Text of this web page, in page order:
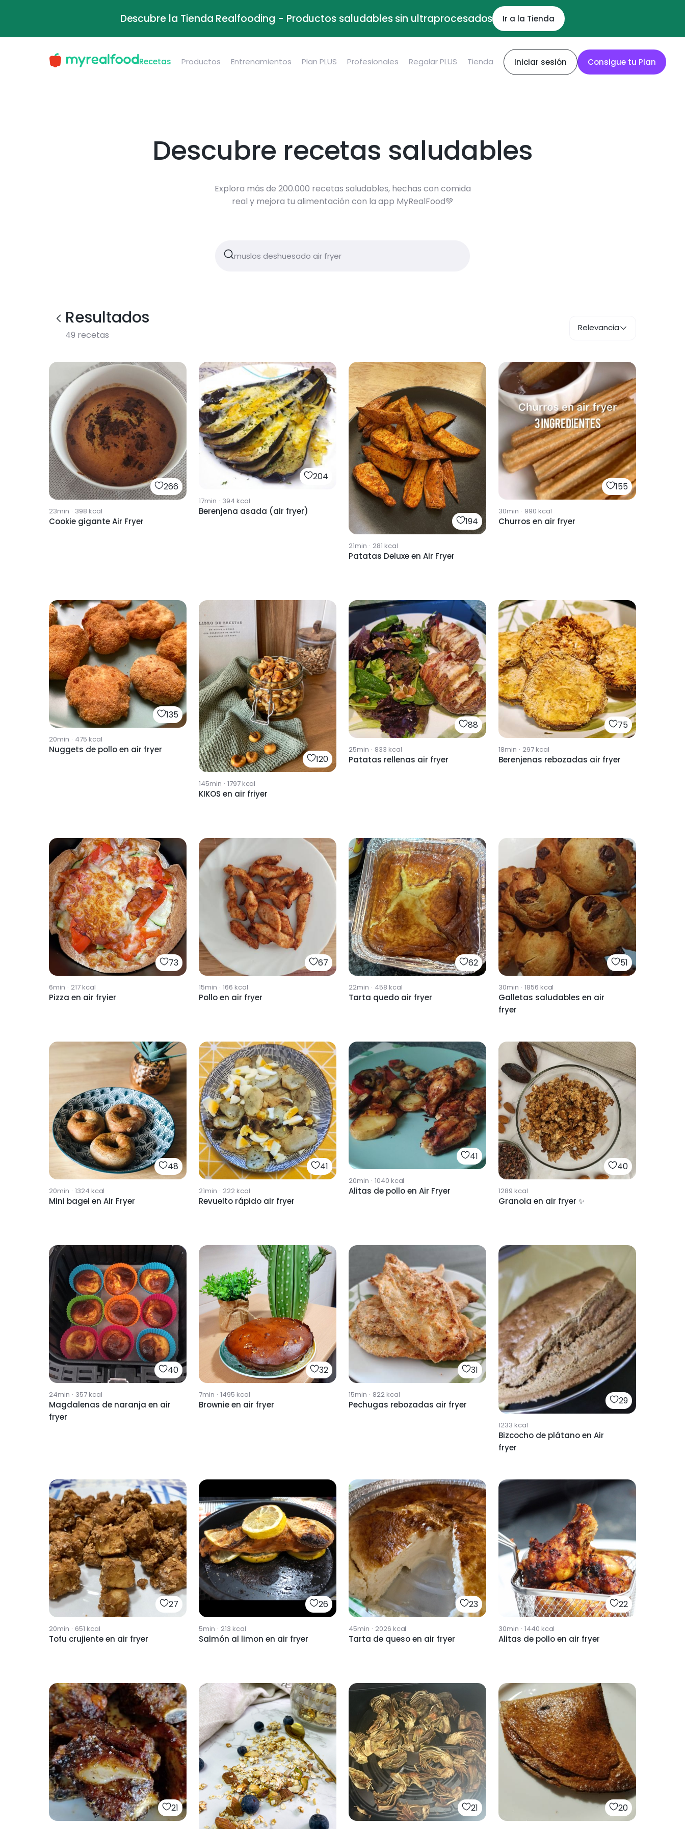
Descubre la Tienda Realfooding - Productos saludables sin ultraprocesados Ir a la Tienda
Recetas Productos Entrenamientos Plan PLUS Profesionales Regalar PLUS Tienda Iniciar sesión Consigue tu Plan
Descubre recetas saludables
Explora más de 200.000 recetas saludables, hechas con comida
real y mejora tu alimentación con la app MyRealFood💚
Resultados
49 recetas
Relevancia
266
23min · 398 kcal
Cookie gigante Air Fryer
204
17min · 394 kcal
Berenjena asada (air fryer)
194
21min · 281 kcal
Patatas Deluxe en Air Fryer
155
30min · 990 kcal
Churros en air fryer
135
20min · 475 kcal
Nuggets de pollo en air fryer
120
145min · 1797kcal
KIKOS en air friyer
88
25min · 833 kcal
Patatas rellenas air fryer
75
18min · 297kcal
Berenjenas rebozadas air fryer
73
6min · 217kcal
Pizza en air fryier
67
15min · 166 kcal
Pollo en air fryer
62
22min · 458 kcal
Tarta quedo air fryer
51
30min · 1856 kcal
Galletas saludables en air
fryer
48
20min · 1324 kcal
Mini bagel en Air Fryer
41
21min · 222kcal
Revuelto rápido air fryer
41
20min · 1040 kcal
Alitas de pollo en Air Fryer
40
1289 kcal
Granola en air fryer ✨
40
24min · 357kcal
Magdalenas de naranja en air
fryer
32
7min · 1495 kcal
Brownie en air fryer
31
15min · 822kcal
Pechugas rebozadas air fryer 29
1233 kcal
Bizcocho de plátano en Air
fryer
27
20min · 651 kcal
Tofu crujiente en air fryer
26
5min · 213 kcal
Salmón al limon en air fryer
23
45min · 2026 kcal
Tarta de queso en air fryer
22
30min · 1440 kcal
Alitas de pollo en air fryer
21 21 20